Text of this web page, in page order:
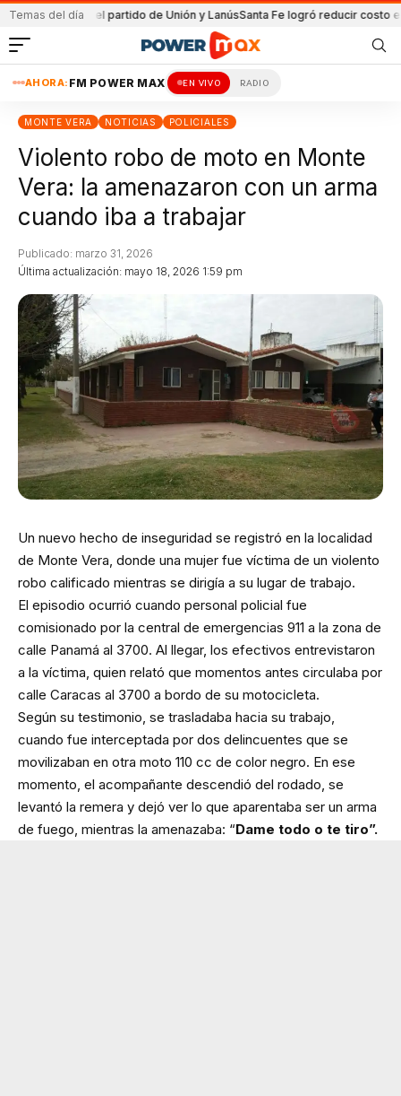
Temas del día
en el partido de Unión y LanúsSanta Fe logró reducir costo
AHORA: FM POWER MAX EN VIVO RADIO
MONTE VERA NOTICIAS POLICIALES
Violento robo de moto en Monte
Vera: la amenazaron con un arma
cuando iba a trabajar
Última actualización: mayo 18, 2026 1:59 pm
Publicado: marzo 31, 2026
Un nuevo hecho de inseguridad se registró en la localidad
de Monte Vera, donde una mujer fue víctima de un violento
robo calificado mientras se dirigía a su lugar de trabajo.
El episodio ocurrió cuando personal policial fue
comisionado por la central de emergencias 911 a la zona de
calle Panamá al 3700. Al llegar, los efectivos entrevistaron
a la víctima, quien relató que momentos antes circulaba por
calle Caracas al 3700 a bordo de su motocicleta.
Según su testimonio, se trasladaba hacia su trabajo,
cuando fue interceptada por dos delincuentes que se
movilizaban en otra moto 110 cc de color negro. En ese
momento, el acompañante descendió del rodado, se
levantó la remera y dejó ver lo que aparentaba ser un arma
de fuego, mientras la amenazaba: “Dame todo o te tiro”.